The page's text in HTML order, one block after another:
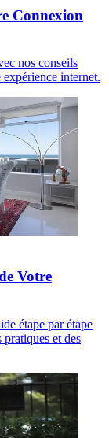
Connexion
nos conseils
internet.
Votre
étape par étape
et des